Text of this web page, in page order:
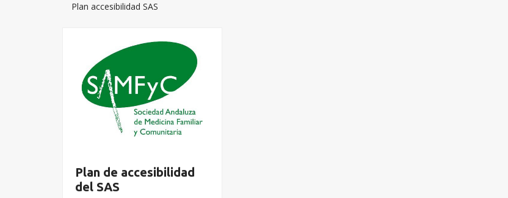
Plan accesibilidad SAS
Plan de accesibilidad
del SAS